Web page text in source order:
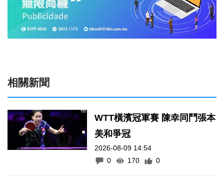
相關新聞
WTT橫濱冠軍賽 陳幸同鬥張本
美和爭冠
2026-08-09 14:54
0
170 0